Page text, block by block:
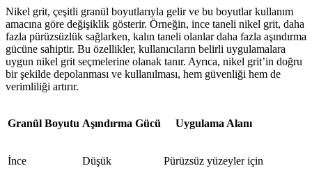
Nikel grit, çeşitli granül boyutlarıyla gelir ve bu boyutlar kullanım
amacına göre değişiklik gösterir. Örneğin, ince taneli nikel grit, daha
fazla pürüzsüzlük sağlarken, kalın taneli olanlar daha fazla aşındırma
gücüne sahiptir. Bu özellikler, kullanıcıların belirli uygulamalara
uygun nikel grit seçmelerine olanak tanır. Ayrıca, nikel grit’in doğru
bir şekilde depolanması ve kullanılması, hem güvenliği hem de
verimliliği artırır.
Granül Boyutu Aşındırma Gücü Uygulama Alanı
İnce Düşük Pürüzsüz yüzeyler için